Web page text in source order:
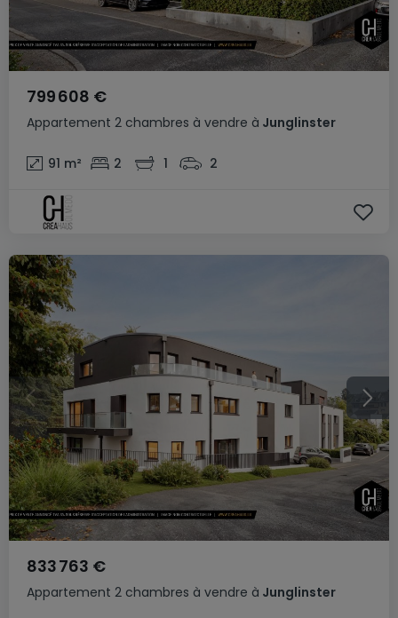
Appartement 2 chambres à vendre à Junglinster
799 608 €
91 m² 2 1 2
Appartement 2 chambres à vendre à Junglinster
833 763 €